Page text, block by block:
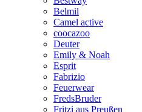
Belmil
Camel active
coocazoo
Deuter
Emily & Noah
Esprit
Fabrizio
Feuerwear
FredsBruder
Fritzi aus Preußen